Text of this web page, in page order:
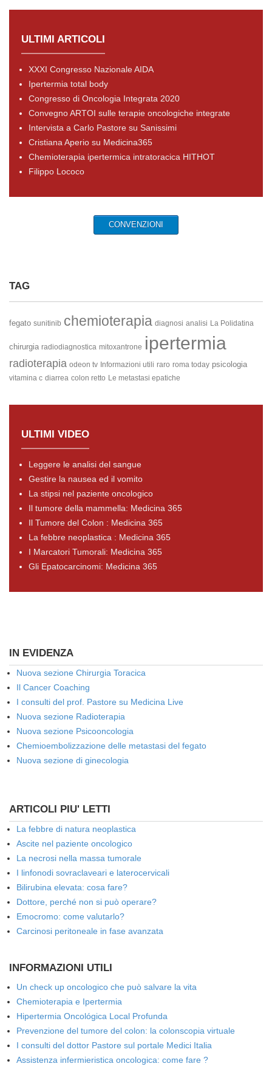
ULTIMI ARTICOLI
XXXI Congresso Nazionale AIDA
Ipertermia total body
Congresso di Oncologia Integrata 2020
Convegno ARTOI sulle terapie oncologiche integrate
Intervista a Carlo Pastore su Sanissimi
Cristiana Aperio su Medicina365
Chemioterapia ipertermica intratoracica HITHOT
Filippo Lococo
CONVENZIONI
TAG
fegato sunitinib chemioterapia diagnosi analisi La Polidatina
chirurgia radiodiagnostica mitoxantrone ipertermia
radioterapia odeon tv Informazioni utili raro roma today psicologia
vitamina c diarrea colon retto Le metastasi epatiche
ULTIMI VIDEO
Leggere le analisi del sangue
Gestire la nausea ed il vomito
La stipsi nel paziente oncologico
Il tumore della mammella: Medicina 365
Il Tumore del Colon : Medicina 365
La febbre neoplastica : Medicina 365
I Marcatori Tumorali: Medicina 365
Gli Epatocarcinomi: Medicina 365
IN EVIDENZA
Nuova sezione Chirurgia Toracica
Il Cancer Coaching
I consulti del prof. Pastore su Medicina Live
Nuova sezione Radioterapia
Nuova sezione Psicooncologia
Chemioembolizzazione delle metastasi del fegato
Nuova sezione di ginecologia
ARTICOLI PIU' LETTI
La febbre di natura neoplastica
Ascite nel paziente oncologico
La necrosi nella massa tumorale
I linfonodi sovraclaveari e laterocervicali
Bilirubina elevata: cosa fare?
Dottore, perché non si può operare?
Emocromo: come valutarlo?
Carcinosi peritoneale in fase avanzata
INFORMAZIONI UTILI
Un check up oncologico che può salvare la vita
Chemioterapia e Ipertermia
Hipertermia Oncológica Local Profunda
Prevenzione del tumore del colon: la colonscopia virtuale
I consulti del dottor Pastore sul portale Medici Italia
Assistenza infermieristica oncologica: come fare ?